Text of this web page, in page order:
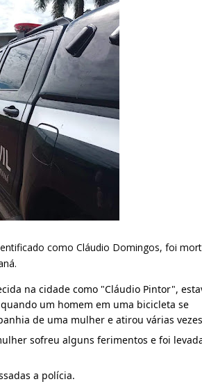
como Cláudio Domingos, foi
na cidade como "Cláudio Pintor",
um homem em uma bicicleta se
de uma mulher e atirou várias
sofreu alguns ferimentos e foi
a polícia.